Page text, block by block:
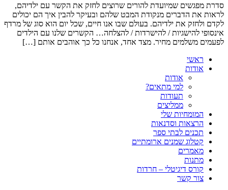
סדרת מפגשים שמיועדת להורים שרוצים לחזק את הקשר עם ילדיהם,
לראות את הדברים מנקודת המבט שלהם ובעיקר להבין איך הם יכולים
לקדם ולחזק את ילדיהם. בעולם שבו אנו חיים, שכל יום הוא סוג של מרדף
אינסופי להישגיות / להישרדות / להצלחה… הקשרים שלנו עם הילדים
לפעמים משלמים מחיר. מצד אחד, אנחנו כל כך אוהבים אותם […]
ראשי
אודות
אודות
למי מתאים?
תעודות
ממליצים
המומחיות שלי
הרצאות וסדנאות
תכנים לבתי ספר
קטלוג שמנים ארומתיים
מאמרים
מתנות
קורס דיגיטלי – חרדות
צור קשר